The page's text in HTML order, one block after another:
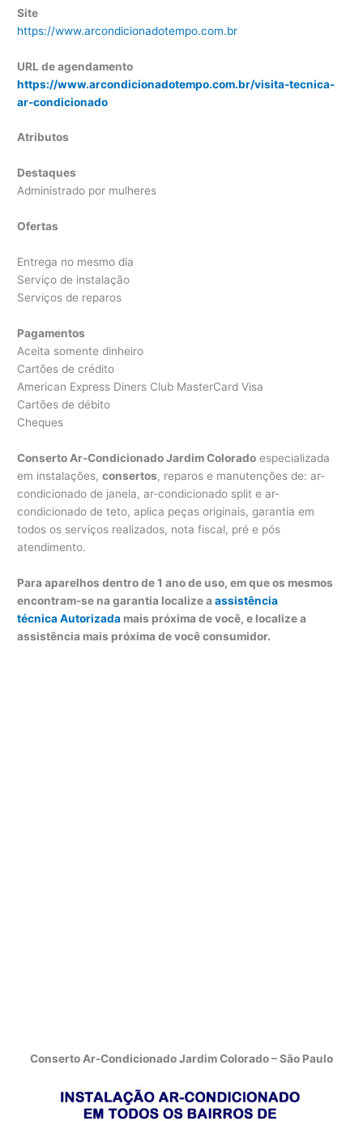
Site
https://www.arcondicionadotempo.com.br
URL de agendamento
https://www.arcondicionadotempo.com.br/visita-tecnica-
ar-condicionado
Atributos
Destaques
Administrado por mulheres
Ofertas
Entrega no mesmo dia
Serviço de instalação
Serviços de reparos
Pagamentos
Aceita somente dinheiro
Cartões de crédito
American Express Diners Club MasterCard Visa
Cartões de débito
Cheques
Conserto Ar-Condicionado Jardim Colorado especializada
em instalações,consertos, reparos e manutenções de: ar-
condicionado de janela, ar-condicionado split e ar-
condicionado de teto, aplica peças originais, garantia em
todos os serviços realizados, nota fiscal, pré e pós
atendimento.
Para aparelhos dentro de 1 ano de uso, em que os mesmos
encontram-se na garantia localize aassistência
técnica Autorizada mais próxima de você, e localize a
assistência mais próxima de você consumidor.
Conserto Ar-Condicionado Jardim Colorado – São Paulo